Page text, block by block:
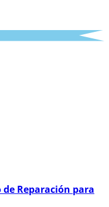
de Reparación para